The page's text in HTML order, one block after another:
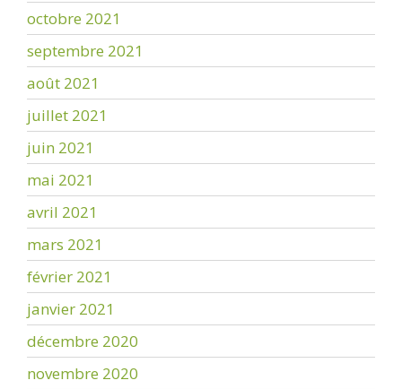
octobre 2021
septembre 2021
août 2021
juillet 2021
juin 2021
mai 2021
avril 2021
mars 2021
février 2021
janvier 2021
décembre 2020
novembre 2020